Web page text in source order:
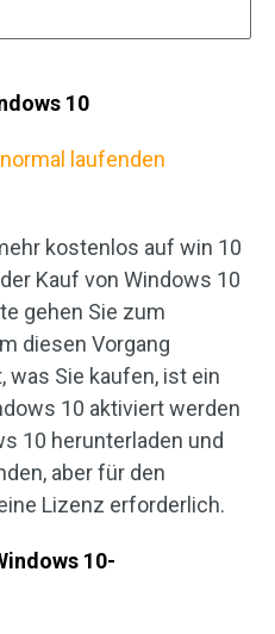
10
laufenden
kostenlos auf win 10
Kauf von Windows 10
gehen Sie zum
diesen Vorgang
was Sie kaufen, ist ein
10 aktiviert werden
10 herunterladen und
aber für den
Lizenz erforderlich.
10-